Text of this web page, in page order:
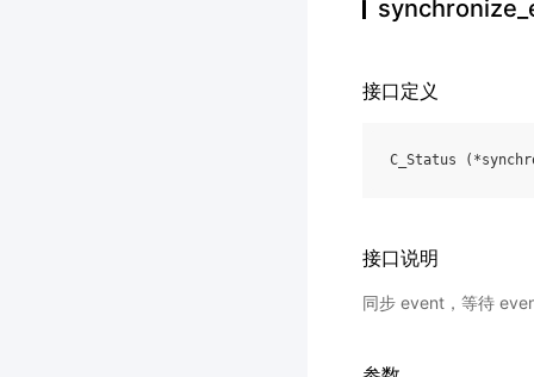
接口定义
C_Status ( *
接口说明
同步 event，等待